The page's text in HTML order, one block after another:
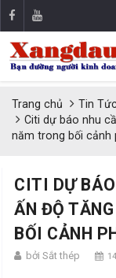
Trang chủ Tin
Citi dự báo nhu
năm trong bối cảnh
CITI DỰ
ẤN ĐỘ
BỐI CẢNH
bởi Sắt thép